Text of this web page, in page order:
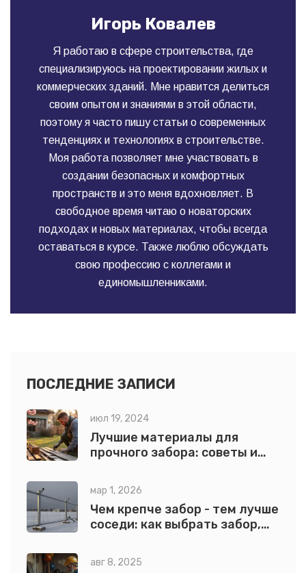
Игорь Ковалев
Я работаю в сфере строительства, где
специализируюсь на проектировании жилых и
коммерческих зданий. Мне нравится делиться
своим опытом и знаниями в этой области,
поэтому я часто пишу статьи о современных
тенденциях и технологиях в строительстве.
Моя работа позволяет мне участвовать в
создании безопасных и комфортных
пространств и это меня вдохновляет. В
свободное время читаю о новаторских
подходах и новых материалах, чтобы всегда
оставаться в курсе. Также люблю обсуждать
свою профессию с коллегами и
единомышленниками.
ПОСЛЕДНИЕ ЗАПИСИ
июл 19, 2024
Лучшие материалы для
прочного забора: советы и
мар 1, 2026
Чем крепче забор - тем лучше
соседи: как выбрать забор,
работает
авг 8, 2025